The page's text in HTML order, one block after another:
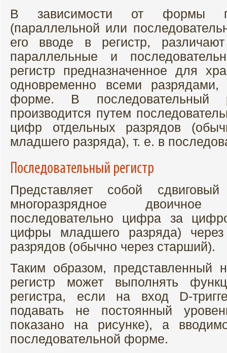
В зависимости от формы
(параллельной или
его вводе в регистр,
параллельные и
регистр предназначенное для
одновременно всеми
форме. В последовательный
производится путем
цифр отдельных разрядов
младшего разряда), т. е. в
Последовательный регистр
Представляет собой
многоразрядное
последовательно цифра за
цифры младшего разряда)
разрядов (обычно через старший).
Таким образом, представленный
регистр может выполнять
регистра, если на вход D-
подавать не постоянный
показано на рисунке), а
последовательной форме.